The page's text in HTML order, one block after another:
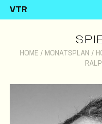
VTR
HOME / MONATSPLAN /